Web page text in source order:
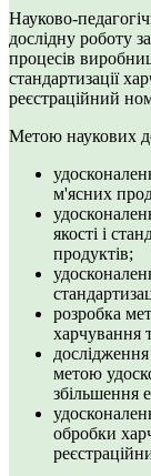
Науково-
дослідну роботу
процесів
стандартизації
реєстраційний
Метою наукових
м'ясних
якості і
продуктів;
розробка
харчування
метою
збільшення
обробки